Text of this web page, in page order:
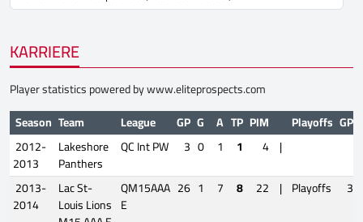
KARRIERE
Player statistics powered bywww.eliteprospects.com
Season Team League GP G A TP PIM Playoffs GP
2012-
2013
Lakeshore
Panthers
QC Int PW 3 0 1 1 4 |
2013-
2014
Lac St-
Louis Lions
QM15AAA
E
26 1 7 8 22 | Playoffs 3